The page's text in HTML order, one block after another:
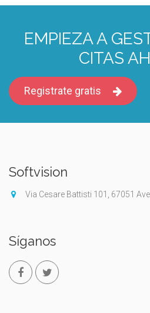
EMPIEZA A
CITAS
Registrate gratis
Softvision
Via Cesare Battisti 101, 67051
Síganos